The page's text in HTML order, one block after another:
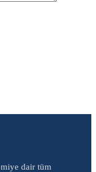
dair tüm